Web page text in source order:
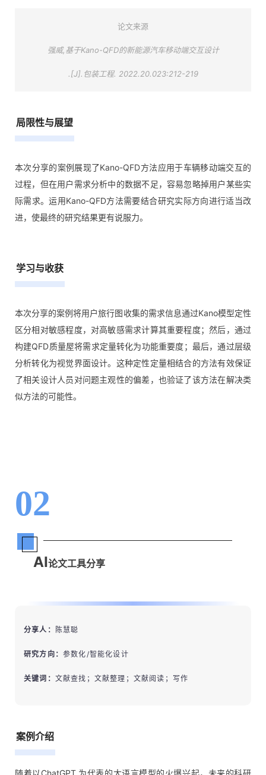
论文来源
强威,基于Kano-QFD的新能源汽车移动端交互设计
.[J]. 包装工程. 2022.20.023:212-219
局限性与展望
本次分享的案例展现了Kano-QFD方法应用于车辆移动端交互的
过程，但在用户需求分析中的数据不足，容易忽略掉用户某些实
际需求。运用Kano-QFD方法需要结合研究实际方向进行适当改
进，使最终的研究结果更有说服力。
学习与收获
本次分享的案例将用户旅行图收集的需求信息通过Kano模型定性
区分相对敏感程度，对高敏感需求计算其重要程度；然后，通过
构建QFD质量屋将需求定量转化为功能重要度；最后，通过层级
分析转化为视觉界面设计。这种定性定量相结合的方法有效保证
了相关设计人员对问题主观性的偏差，也验证了该方法在解决类
似方法的可能性。
02
AI论文工具分享
分享人： 陈慧聪
研究方向： 参数化/智能化设计
关键词： 文献查找；文献整理；文献阅读；写作
案例介绍
随着以ChatGPT 为代表的大语言模型的火爆兴起，未来的科研